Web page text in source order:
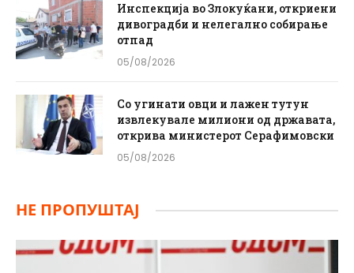
Инспекција во Злокуќани, откриени
дивоградби и нелегално собирање
отпад
05/08/2026
Со угинати овци и лажен тутун
извлекувале милиони од државата,
открива министерот Серафимовски
05/08/2026
НЕ ПРОПУШТАЈ